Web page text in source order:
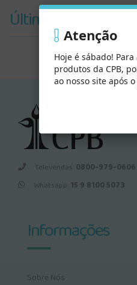
Últimos Vistos
Televendas: 0800-979-0606
Whatsapp: 15 9 8100 5073
Informações
Sobre Nós
Atenção
Hoje é sábado!
produtos da CPB,
ao nosso site após